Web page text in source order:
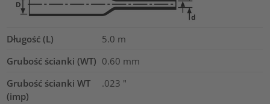
Długość (L) 5.0 m
Grubość ścianki (WT) 0.60 mm
Grubość ścianki WT
(imp)
.023 "